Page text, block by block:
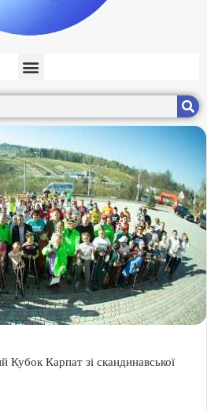
Кубок Карпат зі скандинавської